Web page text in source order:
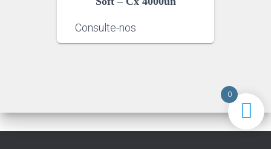
Consulte-nos
0